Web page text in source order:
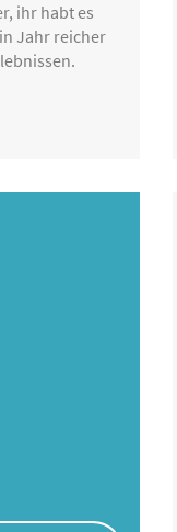
ihr habt es
Jahr reicher